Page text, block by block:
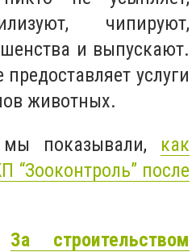
чипируют,
и выпускают.
услуги
животных.
показывали, как
“Зооконтроль” после
За строительством